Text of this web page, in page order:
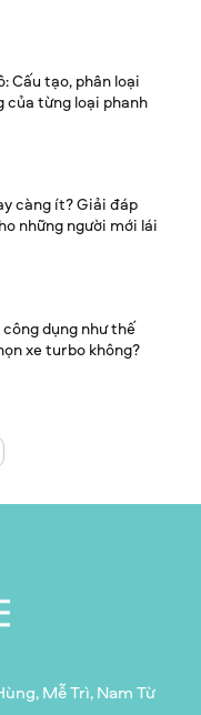
Cấu tạo, phân loại
của từng loại phanh
càng ít? Giải đáp
những người mới lái
dụng như thế
xe turbo không?
Mễ Trì, Nam Từ